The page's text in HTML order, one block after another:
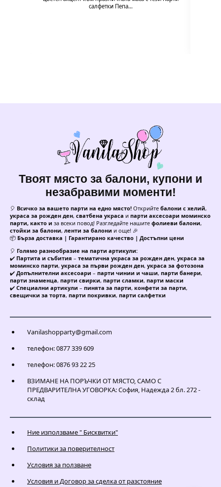
салфетки Пепа…
Твоят място за балони, купони и
незабравими моменти!
🎈 Всичко за вашето парти на едно място! Открийте балони с хелий,
украса за рожден ден, сватбена украса и парти аксесоари моминско
парти, както и за всеки повод! Разгледайте нашите фолиеви балони,
стойки за балони, ленти за балони и още! 🎉
📦 Бърза доставка | Гарантирано качество | Достъпни цени
🎈 Голямо разнообразие на парти артикули:
✔️ Партита и събития – тематична украса за рожден ден, украса за
моминско парти, украса за първи рожден ден, украса за фотозона
✔️ Допълнителни аксесоари – парти чинии и чаши, парти банери,
парти знаменца, парти свирки, парти сламки, парти маски
✔️ Специални артикули – пинята за парти, конфети за парти,
свещички за торта, парти покривки, парти салфетки
Vanilashopparty@gmail.com
телефон: 0877 339 609
телефон: 0876 93 22 25
ВЗИМАНЕ НА ПОРЪЧКИ ОТ МЯСТО, САМО С
ПРЕДВАРИТЕЛНА УГОВОРКА: София, Надежда 2 бл. 272 -
склад
Ние използваме " Бисквитки"
Политики за поверителност
Условия за ползване
Условия и Договор за сделка от разстояние